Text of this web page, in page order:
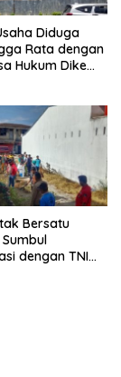
Diduga
Rata dengan
Hukum Dike
Bersatu
dengan TNI